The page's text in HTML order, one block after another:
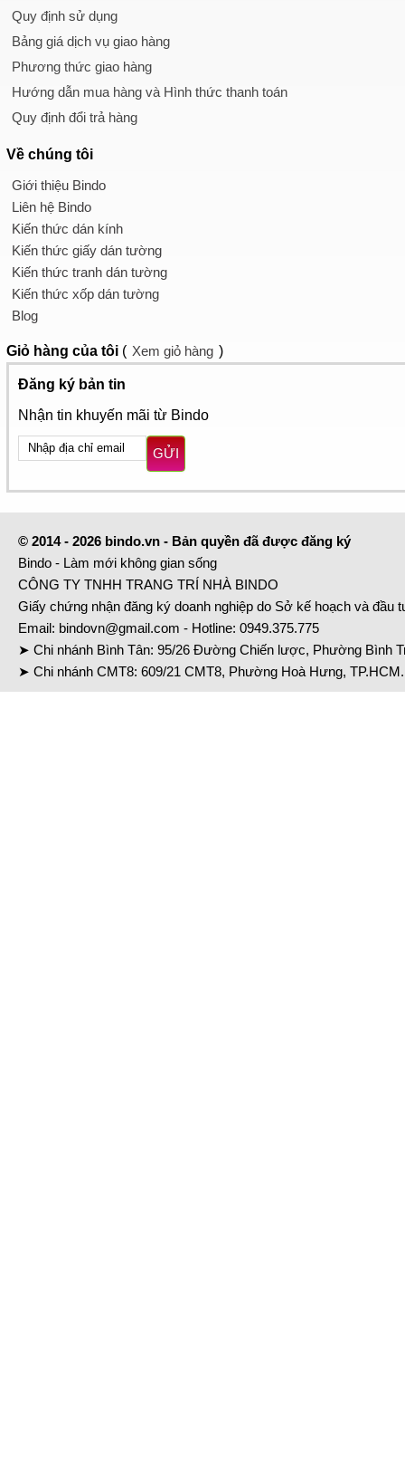
Quy định sử dụng
Bảng giá dịch vụ giao hàng
Phương thức giao hàng
Hướng dẫn mua hàng và Hình thức thanh toán
Quy định đổi trả hàng
Về chúng tôi
Giới thiệu Bindo
Liên hệ Bindo
Kiến thức dán kính
Kiến thức giấy dán tường
Kiến thức tranh dán tường
Kiến thức xốp dán tường
Blog
Giỏ hàng của tôi ( Xem giỏ hàng )
Đăng ký bản tin
Nhận tin khuyến mãi từ Bindo
GỬI
© 2014 - 2026 bindo.vn - Bản quyền đã được đăng ký
Bindo - Làm mới không gian sống
CÔNG TY TNHH TRANG TRÍ NHÀ BINDO
Giấy chứng nhận đăng ký doanh nghiệp do Sở kế hoạch và đầu
Email: bindovn@gmail.com - Hotline: 0949.375.775
➤ Chi nhánh Bình Tân: 95/26 Đường Chiến lược, Phường Bình
➤ Chi nhánh CMT8: 609/21 CMT8, Phường Hoà Hưng,